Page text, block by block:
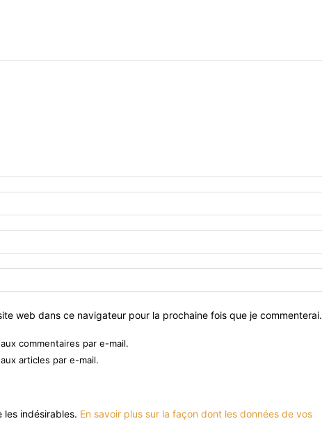
web dans ce navigateur pour la prochaine fois que je commenterai.
commentaires par e-mail.
articles par e-mail.
les indésirables. En savoir plus sur la façon dont les données de vos